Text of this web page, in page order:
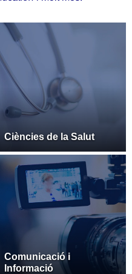
Ciències de la Salut
Comunicació i
Informació